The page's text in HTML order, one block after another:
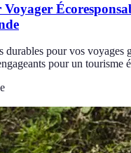
durables pour vos voyages
pour un tourisme